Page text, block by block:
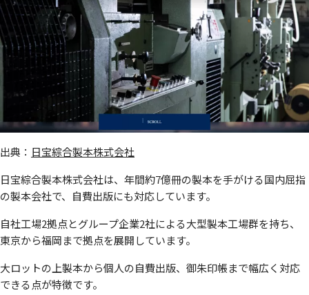
出典： 日宝綜合製本株式会社
日宝綜合製本株式会社は、年間約7億冊の製本を手がける国内屈指
の製本会社で、自費出版にも対応しています。
自社工場2拠点とグループ企業2社による大型製本工場群を持ち、
東京から福岡まで拠点を展開しています。
大ロットの上製本から個人の自費出版、御朱印帳まで幅広く対応
できる点が特徴です。